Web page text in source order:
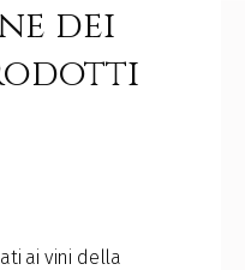
dei
ai vini della